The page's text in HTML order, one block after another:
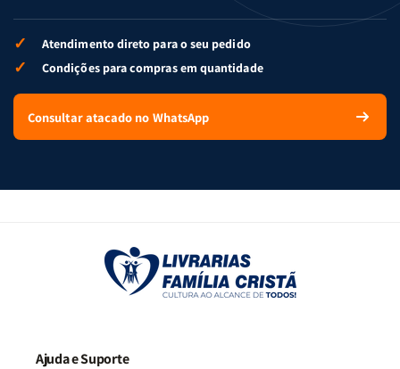
✓ Atendimento direto para o seu pedido
✓ Condições para compras em quantidade
Consultar atacado no WhatsApp
Ajuda e Suporte